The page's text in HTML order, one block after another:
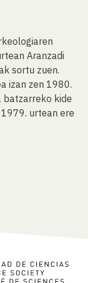
Aranzadi
sortu zuen.
izan zen 1980.
kide
urtean ere